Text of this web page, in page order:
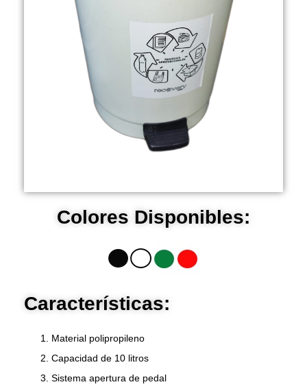
Colores Disponibles:
Características:
Material polipropileno
Capacidad de 10 litros
Sistema apertura de pedal